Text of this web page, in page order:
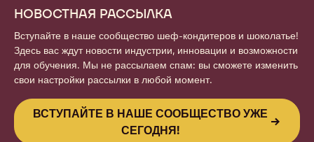
НОВОСТНАЯ РАССЫЛКА
Вступайте в наше сообщество шеф-кондитеров и шоколатье!
Здесь вас ждут новости индустрии, инновации и возможности
для обучения. Мы не рассылаем спам: вы сможете изменить
свои настройки рассылки в любой момент.
ВСТУПАЙТЕ В НАШЕ СООБЩЕСТВО УЖЕ
СЕГОДНЯ!